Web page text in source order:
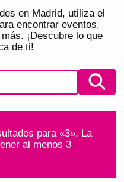
en Madrid, utiliza el
encontrar eventos,
¡Descubre lo que
de ti!
para «3». La
al menos 3